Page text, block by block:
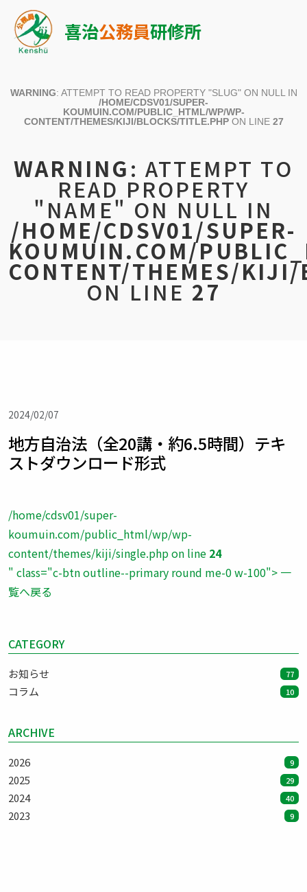
喜治公務員研修所
WARNING: ATTEMPT TO READ PROPERTY "SLUG" ON NULL IN
/HOME/CDSV01/SUPER-
KOUMUIN.COM/PUBLIC_HTML/WP/WP-
CONTENT/THEMES/KIJI/BLOCKS/TITLE.PHPON LINE 27
WARNING: ATTEMPT TO
READ PROPERTY
"NAME" ON NULL IN
/HOME/CDSV01/SUPER-
KOUMUIN.COM/
CONTENT/THEMES/
ON LINE 27
2024/02/07
地方自治法（全20講・約6.5時間）テキ
ストダウンロード形式
/home/cdsv01/super-
koumuin.com/public_html/wp/wp-
content/themes/kiji/single.php on line 24
" class="c-btn outline--primary round me-0 w-100"> 一
覧へ戻る
CATEGORY
お知らせ 77
コラム 10
ARCHIVE
2026 9
2025 29
2024 40
2023 9